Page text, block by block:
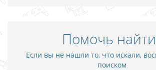
Помочь
Если вы не нашли то, что искали,
поиском